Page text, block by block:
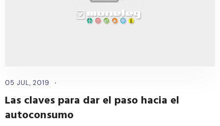
05 JUL, 2019
Las claves para dar el paso hacia el
autoconsumo